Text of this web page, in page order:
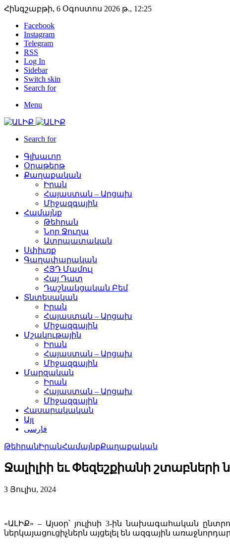
Հինգշաբթի, 6 Օգոստոս 2026 թ., 12:25
Facebook
Instagram
Telegram
RSS
Log In
Sidebar
Switch skin
Search for
Menu
Search for
Գլխաւոր
Օրաթերթ
Քաղաքական
Իրան
Հայաստան – Արցախ
Միջազգային
Համայնք
Թեհրան
Նոր Ջուղա
Ատրպատական
Սփիւռք
Գաղափարական
ՀՅԴ Մամուլ
Հայ Դատ
Դաշնակցական Բեմ
Տնտեսական
Իրան
Հայաստան – Արցախ
Միջազգային
Մշակութային
Իրան
Հայաստան – Արցախ
Միջազգային
Մարզական
Իրան
Հայաստան – Արցախ
Միջազգային
Հասարակական
Այլ
فارسی
ԹեհրանԻրանՀամայնքՔաղաքական
Ջալիլիի եւ Փեզեշքիանի շտաբների
3 Յուլիս, 2024
«ԱԼԻՔ» – Այսօր՝ յուլիսի 3-ին նախագահական
ներկայացուցիչներն այցելել են ազգային